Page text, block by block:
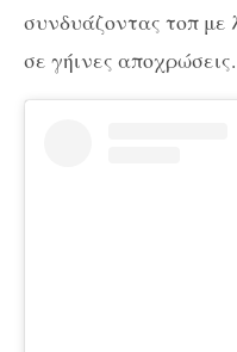
συνδυάζοντας τοπ με
σε γήινες αποχρώσεις.